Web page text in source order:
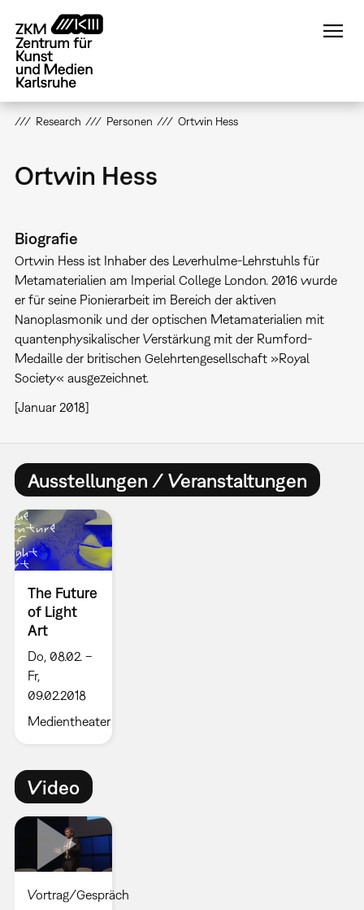
zum
Inhalt
Research Personen Ortwin Hess
Ortwin Hess
Biografie
Ortwin Hess ist Inhaber des Leverhulme-Lehrstuhls für
Metamaterialien am Imperial College London. 2016 wurde
er für seine Pionierarbeit im Bereich der aktiven
Nanoplasmonik und der optischen Metamaterialien mit
quantenphysikalischer Verstärkung mit der Rumford-
Medaille der britischen Gelehrtengesellschaft »Royal
Society« ausgezeichnet.
[Januar 2018]
Ausstellungen / Veranstaltungen
The Future
of Light
Art
Do, 08.02. –
Fr,
09.02.2018
Medientheater
Video
Vortrag/Gespräch